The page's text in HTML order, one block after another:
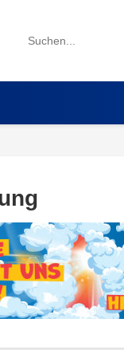
Search